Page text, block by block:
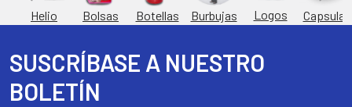
Helio Bolsas Botellas Burbujas Logos Capsulas
Footer
SUSCRÍBASE A NUESTRO
BOLETÍN